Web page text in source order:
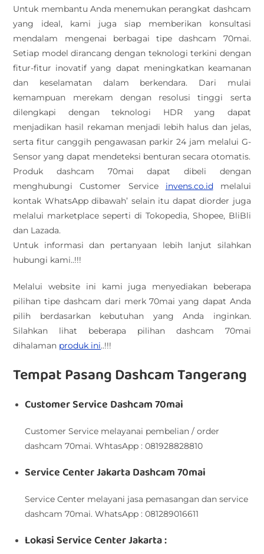
Untuk membantu Anda menemukan perangkat dashcam
yang ideal, kami juga siap memberikan konsultasi
mendalam mengenai berbagai tipe dashcam 70mai.
Setiap model dirancang dengan teknologi terkini dengan
fitur-fitur inovatif yang dapat meningkatkan keamanan
dan keselamatan dalam berkendara. Dari mulai
kemampuan merekam dengan resolusi tinggi serta
dilengkapi dengan teknologi HDR yang dapat
menjadikan hasil rekaman menjadi lebih halus dan jelas,
serta fitur canggih pengawasan parkir 24 jam melalui G-
Sensor yang dapat mendeteksi benturan secara otomatis.
Produk dashcam 70mai dapat dibeli dengan
menghubungi Customer Service invens.co.idmelalui
kontak WhatsApp dibawah’ selain itu dapat diorder juga
melalui marketplace seperti di Tokopedia, Shopee, BliBli
dan Lazada.
Untuk informasi dan pertanyaan lebih lanjut silahkan
hubungi kami..!!!
Melalui website ini kami juga menyediakan beberapa
pilihan tipe dashcam dari merk 70mai yang dapat Anda
pilih berdasarkan kebutuhan yang Anda inginkan.
Silahkan lihat beberapa pilihan dashcam 70mai
dihalaman produk ini..!!!
Tempat Pasang Dashcam Tangerang
Customer Service Dashcam 70mai
Customer Service melayanai pembelian / order
dashcam 70mai. WhtasApp : 081928828810
Service Center Jakarta Dashcam 70mai
Service Center melayani jasa pemasangan dan service
dashcam 70mai. WhatsApp : 081289016611
Lokasi Service Center Jakarta :